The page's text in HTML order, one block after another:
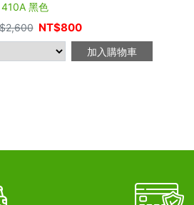
黑色
2,600 NT$800
加入購物車